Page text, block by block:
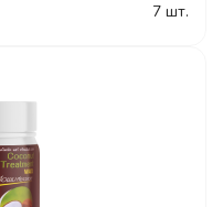
7 шт.